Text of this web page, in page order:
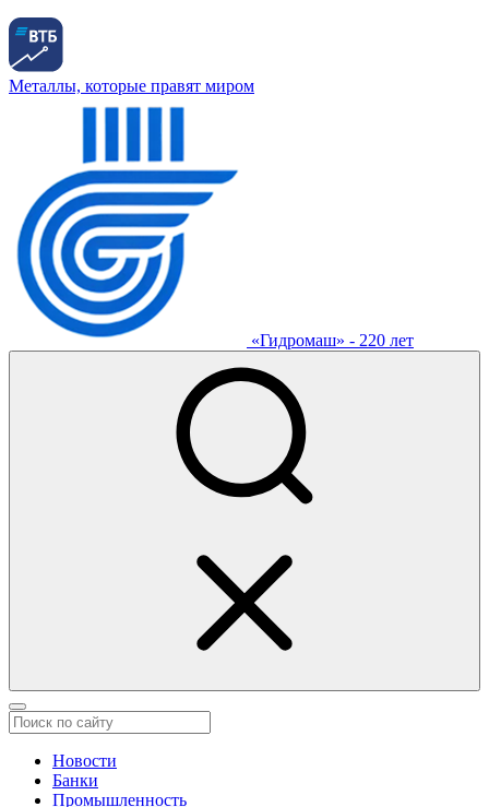
Металлы, которые правят миром
«Гидромаш» - 220 лет
Новости
Банки
Промышленность